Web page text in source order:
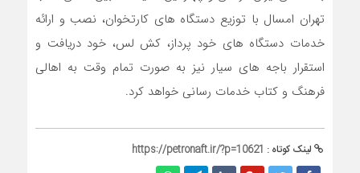
تهران امسال با توزیع دستگاه های کارتخوان، نصب و ارائه
خدمات دستگاه های خود پرداز، کش لس، خود دریافت و
استقرار باجه های سیار نیز به صورت تمام وقت به اهالی
فرهنگ و کتاب خدمات رسانی خواهد کرد.
لینک کوتاه : https://petronaft.ir/?p=10621